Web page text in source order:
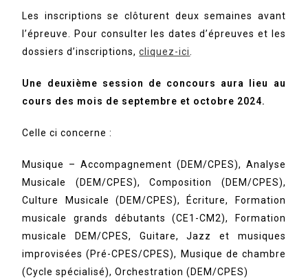
Les inscriptions se clôturent deux semaines avant
l’épreuve. Pour consulter les dates d’épreuves et les
dossiers d’inscriptions,cliquez-ici
Une deuxième session de concours aura lieu au
cours des mois de septembre et octobre 2024.
Celle ci concerne :
Musique – Accompagnement (DEM/CPES), Analyse
Musicale (DEM/CPES), Composition (DEM/CPES),
Culture Musicale (DEM/CPES), Écriture, Formation
musicale grands débutants (CE1-CM2), Formation
musicale DEM/CPES, Guitare, Jazz et musiques
improvisées (Pré-CPES/CPES), Musique de chambre
(Cycle spécialisé), Orchestration (DEM/CPES)